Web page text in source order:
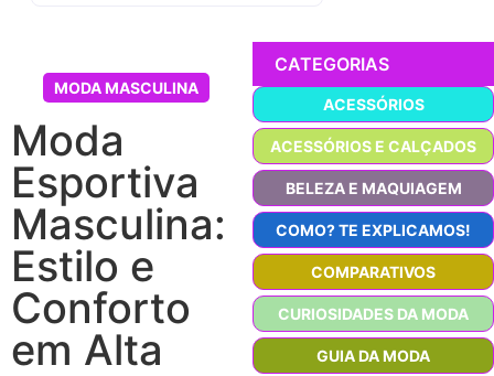
MODA MASCULINA
Moda
Esportiva
Masculina:
Estilo e
Conforto
em Alta
CATEGORIAS
ACESSÓRIOS
ACESSÓRIOS E CALÇADOS
BELEZA E MAQUIAGEM
COMO? TE EXPLICAMOS!
COMPARATIVOS
CURIOSIDADES DA MODA
GUIA DA MODA